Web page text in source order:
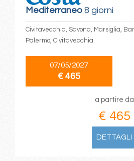
Mediterraneo8 giorni
Civitavecchia, Savona, Marsiglia,
Palermo, Civitavecchia
07/05/2027
€ 465
a partire da
€ 465
DETTAGLI